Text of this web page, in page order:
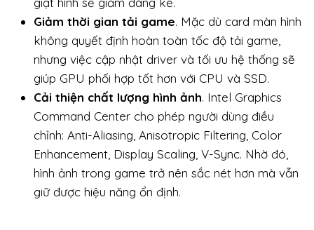
Giảm thời gian tải game. Mặc dù card màn hình
không quyết định hoàn toàn tốc độ tải game,
nhưng việc cập nhật driver và tối ưu hệ thống sẽ
giúp GPU phối hợp tốt hơn với CPU và SSD.
Cải thiện chất lượng hình ảnh. Intel Graphics
Command Center cho phép người dùng điều
chỉnh: Anti-Aliasing, Anisotropic Filtering, Color
Enhancement, Display Scaling, V-Sync. Nhờ đó,
hình ảnh trong game trở nên sắc nét hơn mà vẫn
giữ được hiệu năng ổn định.